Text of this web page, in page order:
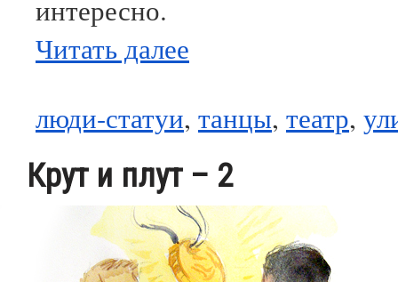
интересно.
Читать далее
люди-статуи, танцы, театр,
Крут и плут – 2